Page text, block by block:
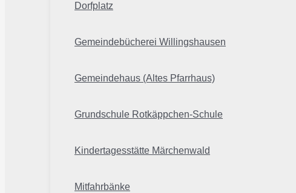
Dorfplatz
Gemeindebücherei Willingshausen
Gemeindehaus (Altes Pfarrhaus)
Grundschule Rotkäppchen-Schule
Kindertagesstätte Märchenwald
Mitfahrbänke